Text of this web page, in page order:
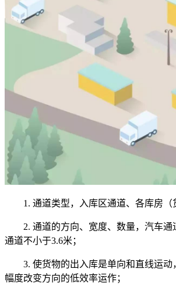
1. 通道类型，入库区通道、各库房（
2. 通道的方向、宽度、数量，汽车通
通道不小于3.6米；
3. 使货物的出入库是单向和直线运动
幅度改变方向的低效率运作；